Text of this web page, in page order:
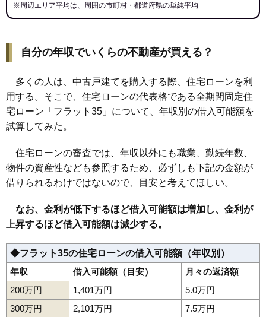
※周辺エリア平均は、周囲の市町村・都道府県の単純平均
自分の年収でいくらの不動産が買える？
多くの人は、中古戸建てを購入する際、住宅ローンを利
用する。そこで、住宅ローンの代表格である全期間固定住
宅ローン「フラット35」について、年収別の借入可能額を
試算してみた。
住宅ローンの審査では、年収以外にも職業、勤続年数、
物件の資産性なども参照するため、必ずしも下記の金額が
借りられるわけではないので、目安と考えてほしい。
なお、金利が低下するほど借入可能額は増加し、金利が
上昇するほど借入可能額は減少する。
◆フラット35の住宅ローンの借入可能額（年収別）
年収
借入可能額（目安）
月々の返済額
200万円
1,401万円
5.0万円
300万円
2,101万円
7.5万円